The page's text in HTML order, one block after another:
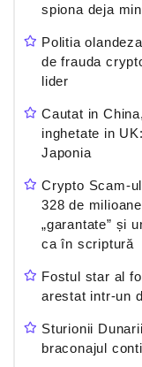
spiona deja
Politia
de frauda
lider
Cautat in
inghetate in
Japonia
Crypto Scam-
328 de
„garantate” și
ca în scriptură
Fostul star al
arestat intr-un
Sturionii
braconajul